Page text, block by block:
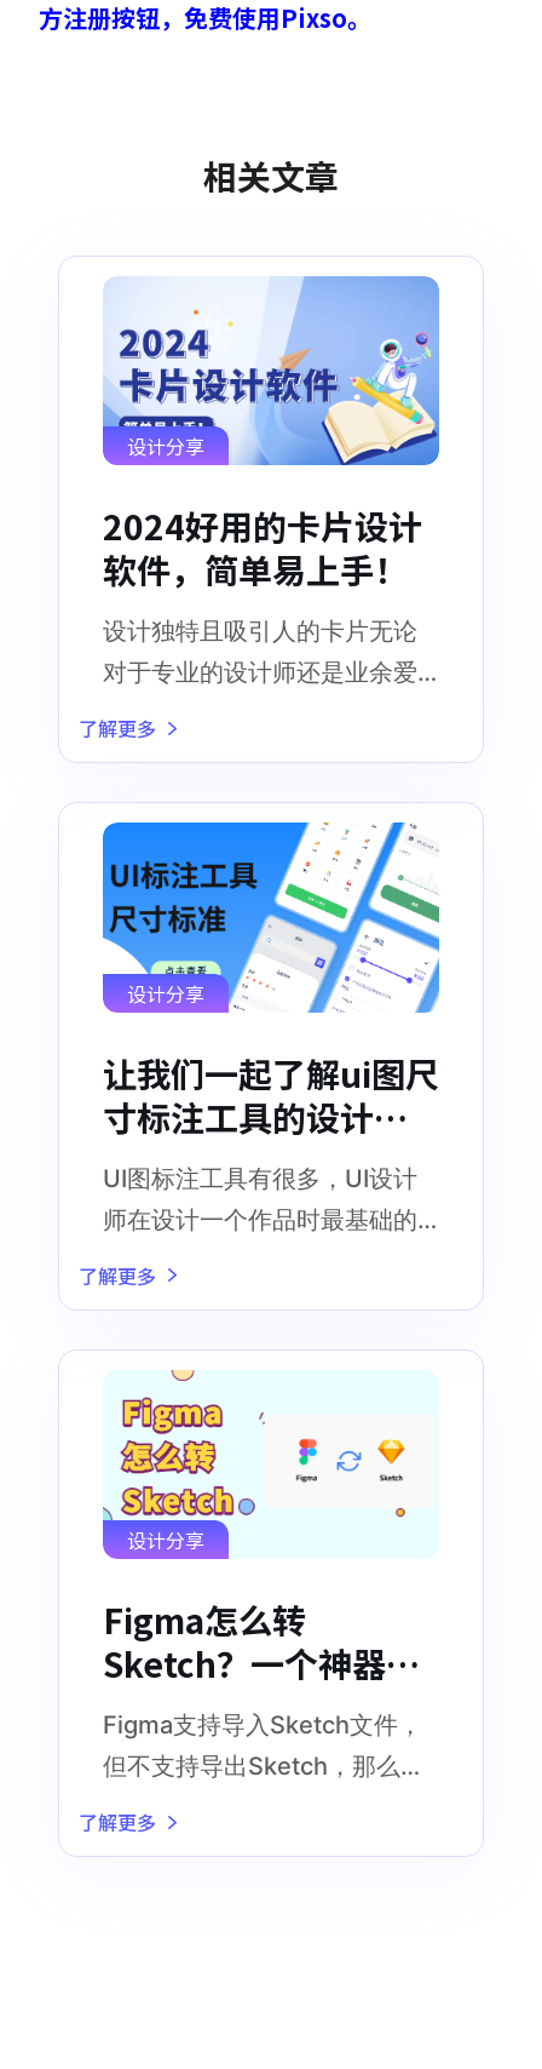
方注册按钮，免费使用Pixso。
相关文章
设计分享
2024好用的卡片设计
软件，简单易上手！
设计独特且吸引人的卡片无论
对于专业的设计师还是业余爱
好者来说，都是一项具有挑战
性的任务
了解更多
设计分享
让我们一起了解ui图尺
寸标注工具的设计标
准
UI图标注工具有很多，UI设计
师在设计一个作品时最基础的
设计规范准则，就是合理按照
了解更多
设计分享
Figma怎么转
Sketch？一个神器，
免费转！
Figma支持导入Sketch文件，
但不支持导出Sketch，那么到
底Figma怎么转Sketch呢
了解更多